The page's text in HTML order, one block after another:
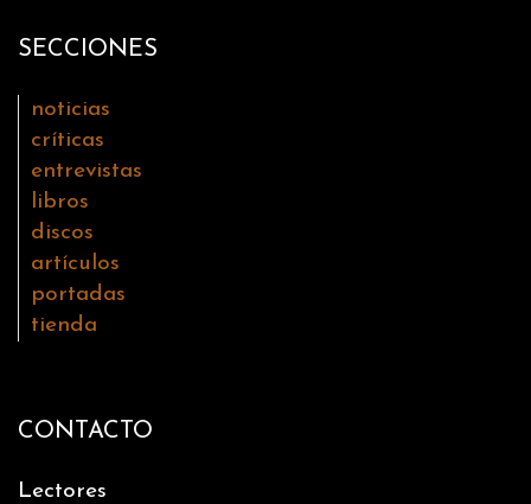
SECCIONES
noticias
críticas
entrevistas
libros
discos
artículos
portadas
tienda
CONTACTO
Lectores